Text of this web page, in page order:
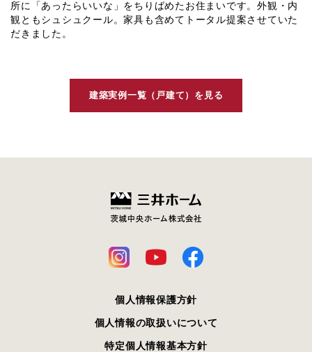
所に「あったらいいな」をちりばめたお住まいです。外観・内
観ともシュシュクール。家具も含めてトータル提案させていた
だきました。
建築実例一覧（戸建て）を見る
個人情報保護方針
個人情報の取扱いについて
特定個人情報基本方針